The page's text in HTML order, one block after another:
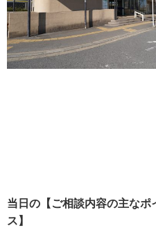
当日の【ご相談内容の主な
ス】